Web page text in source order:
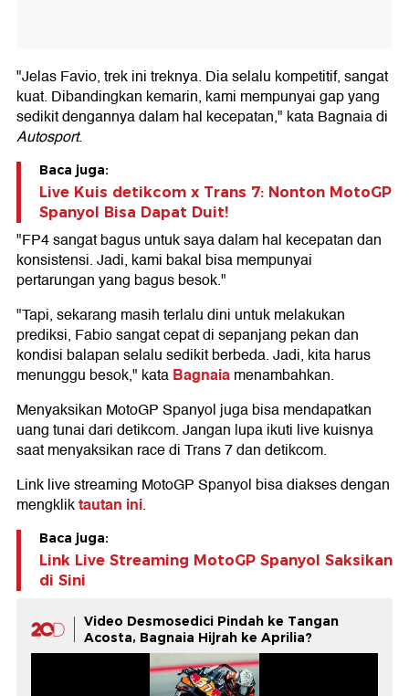
"Jelas Favio, trek ini treknya. Dia selalu kompetitif, sangat
kuat. Dibandingkan kemarin, kami mempunyai gap yang
sedikit dengannya dalam hal kecepatan," kata Bagnaia di
Autosport.
Baca juga:
Live Kuis detikcom x Trans 7: Nonton MotoGP
Spanyol Bisa Dapat Duit!
"FP4 sangat bagus untuk saya dalam hal kecepatan dan
konsistensi. Jadi, kami bakal bisa mempunyai
pertarungan yang bagus besok."
"Tapi, sekarang masih terlalu dini untuk melakukan
prediksi, Fabio sangat cepat di sepanjang pekan dan
kondisi balapan selalu sedikit berbeda. Jadi, kita harus
menunggu besok," kataBagnaiamenambahkan.
Menyaksikan MotoGP Spanyol juga bisa mendapatkan
uang tunai dari detikcom. Jangan lupa ikuti live kuisnya
saat menyaksikan race di Trans 7 dan detikcom.
Link live streaming MotoGP Spanyol bisa diakses dengan
mengkliktautan ini.
Baca juga:
Link Live Streaming MotoGP Spanyol Saksikan
di Sini
Video Desmosedici Pindah ke Tangan
Acosta, Bagnaia Hijrah ke Aprilia?